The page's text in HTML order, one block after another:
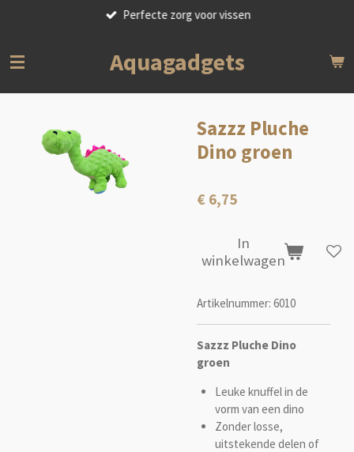
de
Perfecte zorg voor vissen
Aquagadgets
Sazzz Pluche
Dino groen
€ 6,75
In
winkelwagen
Artikelnummer: 6010
Sazzz Pluche Dino
groen
Leuke knuffel in de
vorm van een dino
Zonder losse,
uitstekende delen of